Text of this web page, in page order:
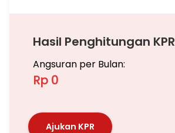
Hasil Penghitungan KPR
Angsuran per Bulan:
Rp 0
Ajukan KPR